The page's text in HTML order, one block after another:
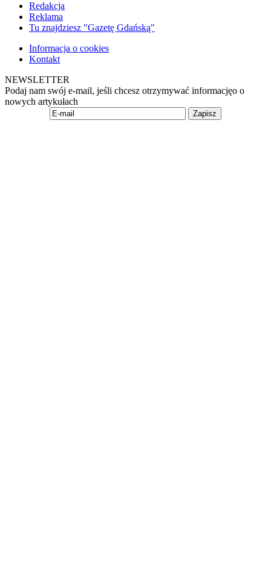
Redakcja
Reklama
Tu znajdziesz "Gazetę Gdańską"
Informacja o cookies
Kontakt
NEWSLETTER
Podaj nam swój e-mail, jeśli chcesz otrzymywać informacjęo o
nowych artykułach
Zapisz